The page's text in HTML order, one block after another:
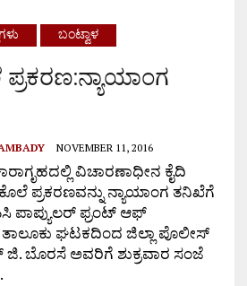
ಬಂಟ್ವಾಳ
NOVEMBER 11, 2016
ವಿಚಾರಣಾಧೀನ ಕೈದಿ
ಪ್ರಕರಣವನ್ನು ನ್ಯಾಯಾಂಗ ತನಿಖೆಗೆ
ಪಾಪ್ಯುಲರ್ ಫ್ರಂಟ್ ಆಫ್
ಘಟಕದಿಂದ ಜಿಲ್ಲಾ ಪೊಲೀಸ್
ಬೊರಸೆ ಅವರಿಗೆ ಶುಕ್ರವಾರ ಸಂಜೆ